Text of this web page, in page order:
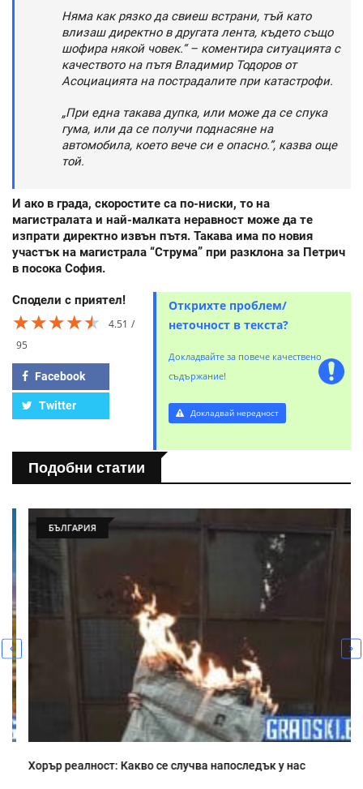
Няма как рязко да свиеш встрани, тъй като
влизаш директно в другата лента, където също
шофира някой човек.“ – коментира ситуацията с
качеството на пътя Владимир Тодоров от
Асоциацията на пострадалите при катастрофи.
„При една такава дупка, или може да се спука
гума, или да се получи поднасяне на
автомобила, което вече си е опасно.”, казва още
той.
И ако в града, скоростите са по-ниски, то на
магистралата и най-малката неравност може да те
изпрати директно извън пътя. Такава има по новия
участък на магистрала “Струма” при разклона за Петрич
в посока София.
Сподели с приятел!
★★★★★
★★★★★
★★★★★
4.51
95
Facebook
Twitter
Открихте проблем/
неточност в текста?
Докладвайте за повече качествено
съдържание!
Докладвай нередност
Подобни статии
БЪЛГАРИЯ
Хорър реалност: Какво се случва напоследък у нас